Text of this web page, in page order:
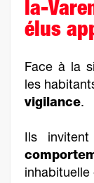
la-
élus
Face à la
les
vigilance.
Ils